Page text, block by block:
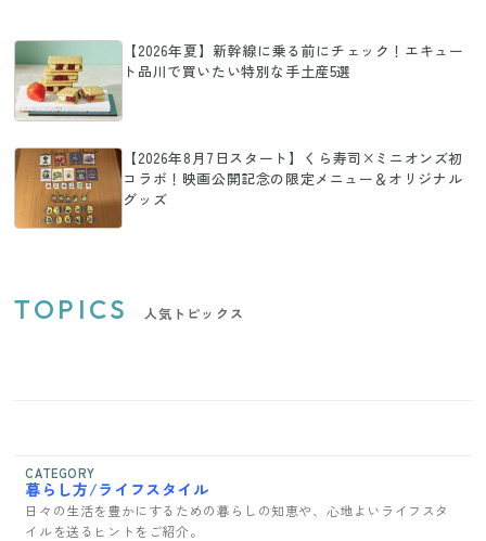
【2026年夏】新幹線に乗る前にチェック！エキュー
ト品川で買いたい特別な手土産5選
【2026年8月7日スタート】くら寿司×ミニオンズ初
コラボ！映画公開記念の限定メニュー＆オリジナル
グッズ
TOPICS 人気トピックス
CATEGORY
暮らし方/ライフスタイル
日々の生活を豊かにするための暮らしの知恵や、心地よいライフスタ
イルを送るヒントをご紹介。